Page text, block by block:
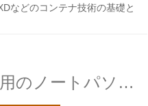
などのコンテナ技術の基礎と
プログラミング教育用のノートパソコンを探せ